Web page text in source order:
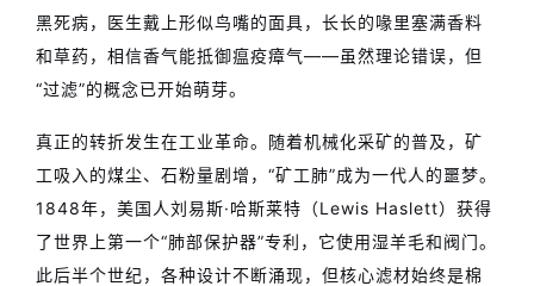
黑死病，医生戴上形似鸟嘴的面具，长长的喙里塞满香料
和草药，相信香气能抵御瘟疫瘴气——虽然理论错误，但
“过滤”的概念已开始萌芽。
真正的转折发生在工业革命。随着机械化采矿的普及，矿
工吸入的煤尘、石粉量剧增，“矿工肺”成为一代人的噩梦。
1848年，美国人刘易斯·哈斯莱特（Lewis Haslett）获得
了世界上第一个“肺部保护器”专利，它使用湿羊毛和阀门。
此后半个世纪，各种设计不断涌现，但核心滤材始终是棉